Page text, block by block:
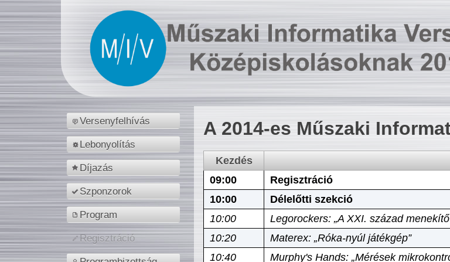
Versenyfelhívás
Lebonyolítás
Díjazás
Szponzorok
Program
Regisztráció
A 2014-es Műszaki
Kezdés
09:00
Regisztráció
10:00
Délelőtti szekció
10:00
Legorockers: „A XXI. század
10:20
Materex: „Róka-nyúl játékgép”
10:40
Murphy's Hands: „Mérések